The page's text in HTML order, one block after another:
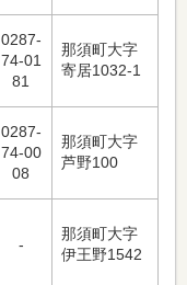
0287-
74-01
81
那須町大字
寄居1032-1
0287-
74-00
08
那須町大字
芦野100
-
那須町大字
伊王野1542